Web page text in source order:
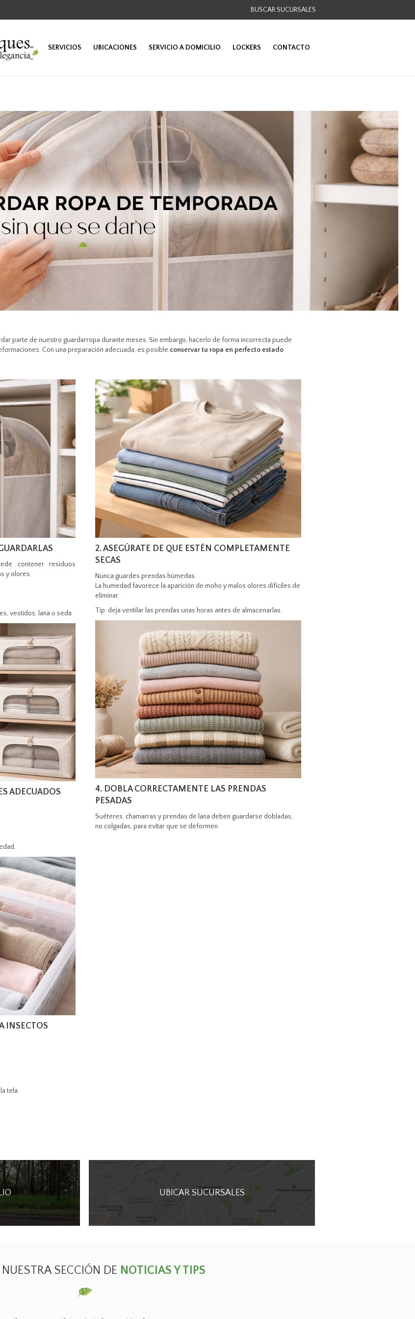
BUSCAR SUCURSALES
SERVICIOS
SASTRERÍA
LUSTRADO
VESTIDOS DE
NOVIA
PELETERÍA
UBICACIONES SERVICIO A DOMICILIO LOCKERS CONTACTO
parte de nuestro guardarropa durante meses. Sin embargo, hacerlo de forma incorrecta puede
Con una preparación adecuada, es posible conservar tu ropa en perfecto estado
contener residuos
y olores.
vestidos, lana o seda
ADECUADOS
INSECTOS
tela.
2. ASEGÚRATE DE QUE ESTÉN COMPLETAMENTE
SECAS
Nunca guardes prendas húmedas.
La humedad favorece la aparición de moho y malos olores difíciles de
eliminar.
Tip: deja ventilar las prendas unas horas antes de almacenarlas.
4. DOBLA CORRECTAMENTE LAS PRENDAS
PESADAS
Suéteres, chamarras y prendas de lana deben guardarse dobladas,
no colgadas, para evitar que se deformen.
UBICAR SUCURSALES
SECCIÓN DE NOTICIAS Y TIPS